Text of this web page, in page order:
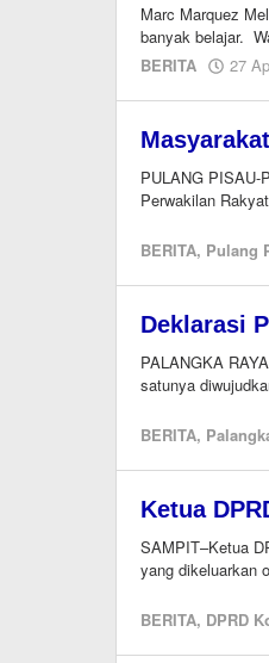
Marc Marquez
banyak belajar.
BERITA
27
PULANG PISAU-
Perwakilan
BERITA, Pulang
Deklarasi
PALANGKA
satunya
BERITA,
Ketua
SAMPIT–Ketua
yang dikeluarkan
BERITA, DPRD